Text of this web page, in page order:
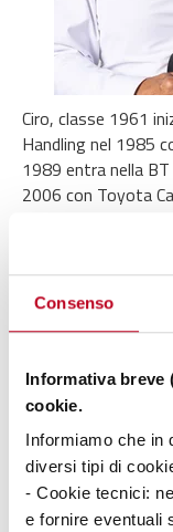
Consenso
Informativa breve
cookie.
Informiamo che in
diversi tipi di
- Cookie tecnici:
e fornire eventuali
Ciro, classe 1961
Handling nel 1985
1989 entra nella
2006 con Toyota
Italia.
L’Ufficio Product
Italia, ma c’è
importante, che è
nellosviluppo dei
esigenze di un
stabilimenti